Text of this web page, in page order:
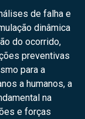
de falha e
dinâmica
do ocorrido,
preventivas
para a
a humanos, a
na
e forças